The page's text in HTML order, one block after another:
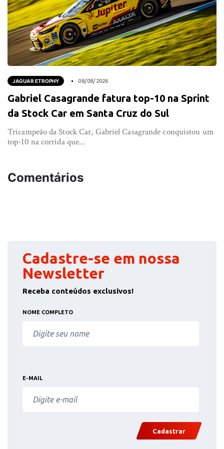
JAGUAR ETROPHY 08/08/2026
Gabriel Casagrande fatura top-10 na Sprint
da Stock Car em Santa Cruz do Sul
Tricampeão da Stock Car, Gabriel Casagrande conquistou um
top-10 na corrida que...
Comentários
Cadastre-se em nossa
Newsletter
Receba conteúdos exclusivos!
NOME COMPLETO
E-MAIL
Cadastrar